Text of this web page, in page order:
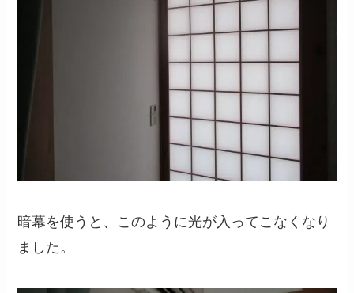
暗幕を使うと、このように光が入ってこなくなり
ました。